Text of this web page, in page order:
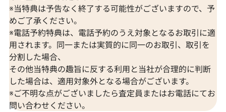
※当特典は予告なく終了する可能性がございますので、予
めご了承ください。
※電話予約特典は、電話予約のうえ対象となるお取引に適
用されます。同一または実質的に同一のお取引、取引を
分割した場合、
その他当特典の趣旨に反する利用と当社が合理的に判断
した場合は、適用対象外となる場合がございます。
※ご不明な点がございましたら査定員またはお電話にてお
問い合わせください。